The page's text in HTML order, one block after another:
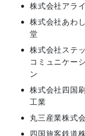
株式会社アライ
株式会社あわ
堂
株式会社ステ
コミュニケー
ン
株式会社四国
工業
丸三産業株式
四国旅客鉄道